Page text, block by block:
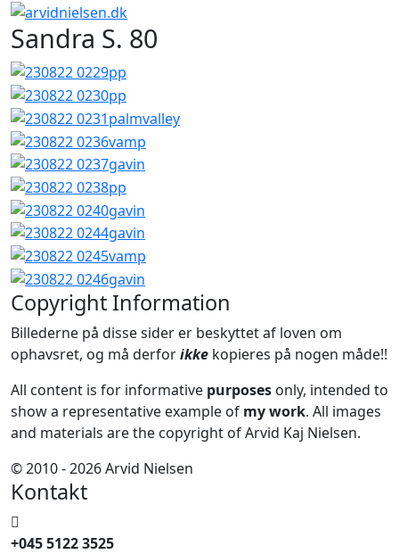
Sandra S. 80
Copyright Information
Billederne på disse sider er beskyttet af loven om
ophavsret, og må derforikke kopieres på nogen måde!!
All content is for informative purposes only, intended to
show a representative example of my work. All images
and materials are the copyright of Arvid Kaj Nielsen.
© 2010 - 2026 Arvid Nielsen
Kontakt
+045 5122 3525